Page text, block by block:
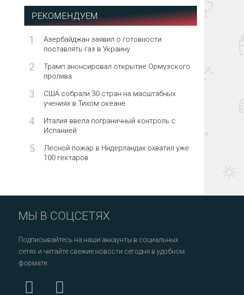
РЕКОМЕНДУЕМ
1
Азербайджан заявил о готовности
поставлять газ в Украину
2
Трамп анонсировал открытие Ормузского
пролива
3
США собрали 30 стран на масштабных
учениях в Тихом океане
4
Италия ввела пограничный контроль с
Испанией
5
Лесной пожар в Нидерландах охватил уже
100 гектаров
МЫ В СОЦСЕТЯХ
Подписывайтесь на наши аккаунты в социальных
сетях и читайте свежие новости сегодня в удобном
формате.